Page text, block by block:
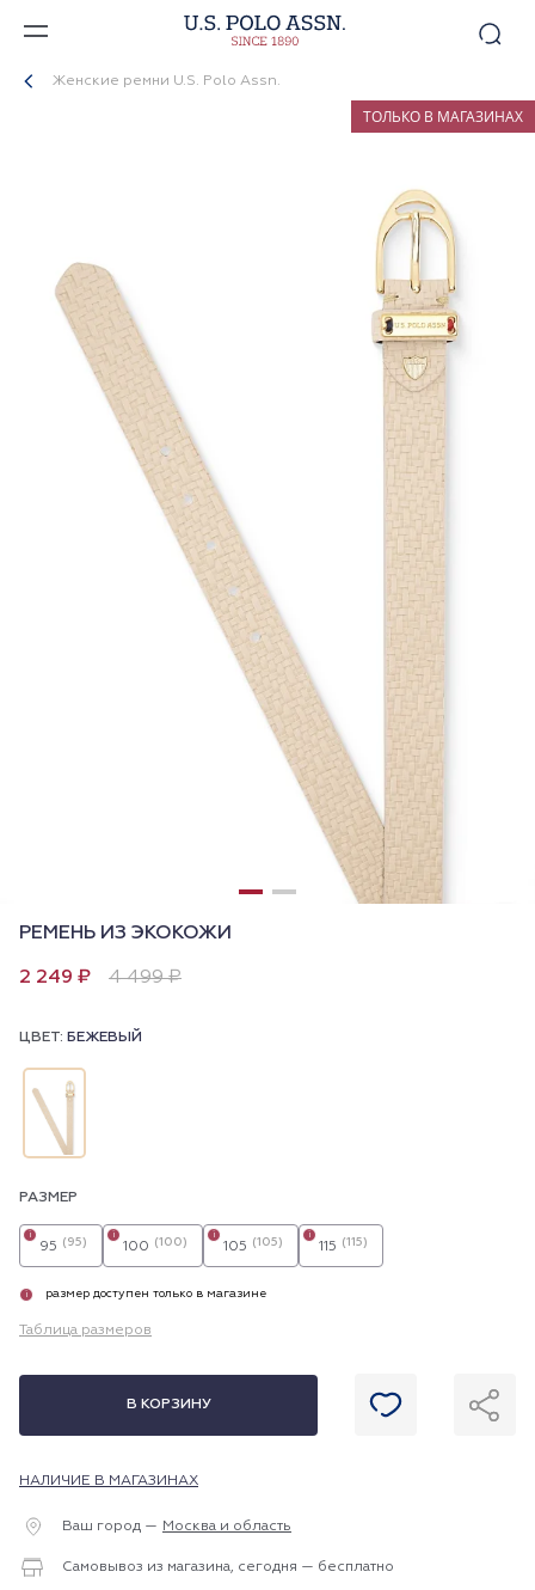
Женские ремни U.S. Polo Assn.
ТОЛЬКО В МАГАЗИНАХ
РЕМЕНЬ ИЗ ЭКОКОЖИ
2 249 ₽ 4 499 ₽
ЦВЕТ: БЕЖЕВЫЙ
РАЗМЕР
95 (95)
i
100 (100)
i
105 (105)
i
115 (115)
i
i размер доступен только в магазине
Таблица размеров
В КОРЗИНУ
НАЛИЧИЕ В МАГАЗИНАХ
Ваш город — Москва и область
Самовывоз из магазина, сегодня — бесплатно